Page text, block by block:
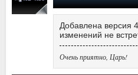
Добавлена версия
изменений не
Очень приятно, Царь!